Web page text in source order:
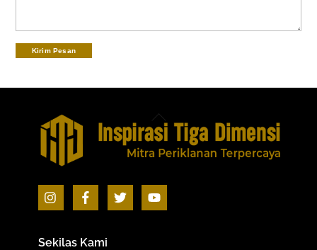
To
Top
Icon
Icon
Icon
Icon
Sekilas Kami